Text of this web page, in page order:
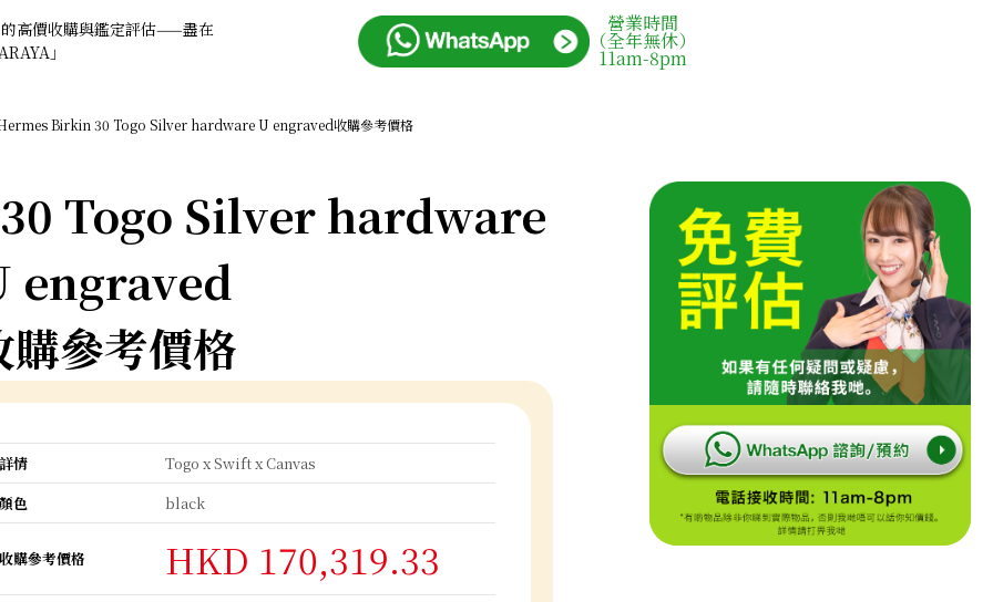
高價收購與鑑定評估——盡在
」
營業時間
（全年無休）
11am-8pm
Birkin 30 Togo Silver hardware U engraved收購參考價格
Togo Silver hardware
engraved
購參考價格
詳情
Togo x Swift x Canvas
顏色
black
收購參考價格 HKD 170,319.33